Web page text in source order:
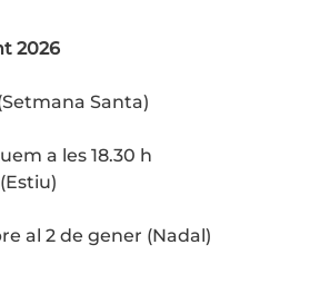
2026
Santa)
a les 18.30 h
al 2 de gener (Nadal)